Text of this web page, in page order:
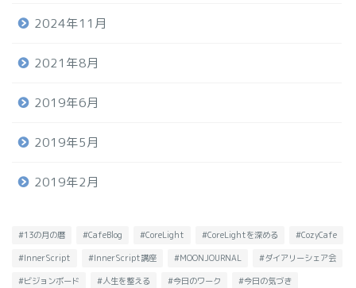
2024年11月
2021年8月
2019年6月
2019年5月
2019年2月
#13の月の暦 #CafeBlog #CoreLight #CoreLightを深める #CozyCafe
#InnerScript #InnerScript講座 #MOONJOURNAL #ダイアリーシェア会
#ビジョンボード #人生を整える #今日のワーク #今日の気づき